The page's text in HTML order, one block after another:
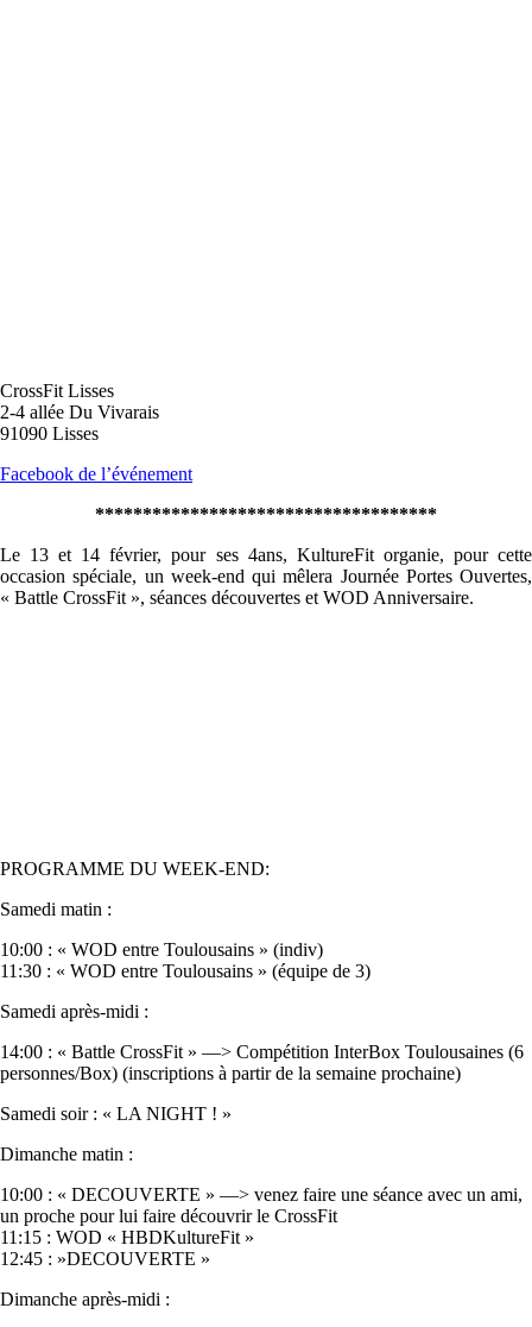
CrossFit Lisses
2-4 allée Du Vivarais
91090 Lisses
Facebook de l’événement
************************************
Le 13 et 14 février, pour ses 4ans, KultureFit organie, pour cette
occasion spéciale, un week-end qui mêlera Journée Portes Ouvertes,
« Battle CrossFit », séances découvertes et WOD Anniversaire.
PROGRAMME DU WEEK-END:
Samedi matin :
10:00 : « WOD entre Toulousains » (indiv)
11:30 : « WOD entre Toulousains » (équipe de 3)
Samedi après-midi :
14:00 : « Battle CrossFit » —> Compétition InterBox Toulousaines (6
personnes/Box) (inscriptions à partir de la semaine prochaine)
Samedi soir : « LA NIGHT ! »
Dimanche matin :
10:00 : « DECOUVERTE » —> venez faire une séance avec un ami,
un proche pour lui faire découvrir le CrossFit
11:15 : WOD « HBDKultureFit »
12:45 : »DECOUVERTE »
Dimanche après-midi :